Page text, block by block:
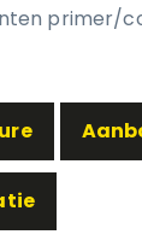
primer/